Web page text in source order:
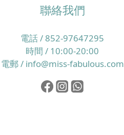
聯絡我們
電話 / 852-97647295
時間 / 10:00-20:00
電郵 / info@miss-fabulous.com